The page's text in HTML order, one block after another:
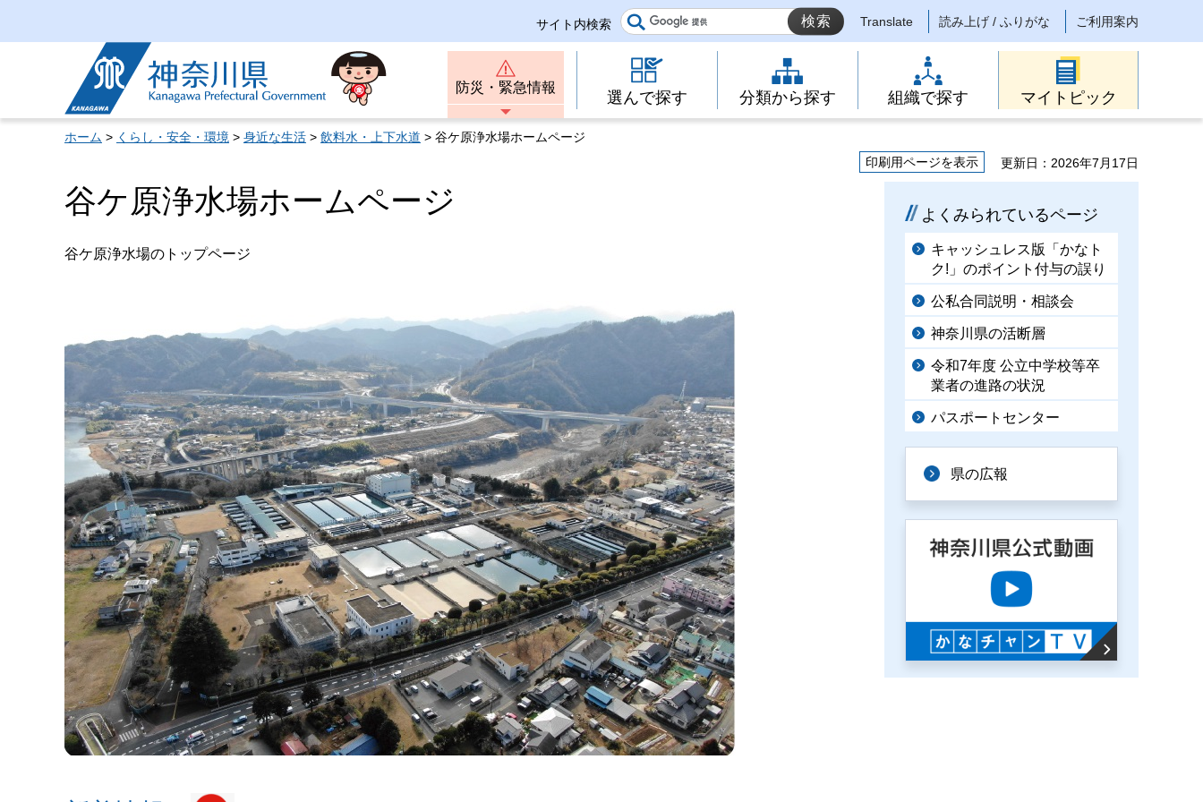
サイト内検索 Translate 読み上げ / ふりがな ご利用案内
神奈川県
防災・緊急情報
選んで探す 分類から探す 組織で探す マイトピック
ホーム > くらし・安全・環境 > 身近な生活 > 飲料水・上下水道 > 谷ケ原浄水場ホームページ
印刷用ページを表示
更新日：2026年7月17日
谷ケ原浄水場ホームページ
谷ケ原浄水場のトップページ
よくみられているページ
キャッシュレス版「かなト
ク!」のポイント付与の誤り
公私合同説明・相談会
神奈川県の活断層
令和7年度 公立中学校等卒
業者の進路の状況
パスポートセンター
県の広報